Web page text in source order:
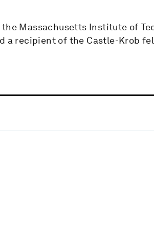
Massachusetts Institute of
a recipient of the Castle-Krob